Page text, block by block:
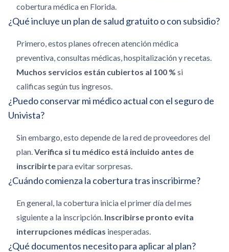
cobertura médica en Florida.
¿Qué incluye un plan de salud gratuito o con subsidio?
Primero, estos planes ofrecen atención médica
preventiva, consultas médicas, hospitalización y recetas.
Muchos servicios están cubiertos al 100 % si
calificas según tus ingresos.
¿Puedo conservar mi médico actual con el seguro de
Univista?
Sin embargo, esto depende de la red de proveedores del
plan.Verifica si tu médico está incluido antes de
inscribirtepara evitar sorpresas.
¿Cuándo comienza la cobertura tras inscribirme?
En general, la cobertura inicia el primer día del mes
siguiente a la inscripción. Inscribirse pronto evita
interrupciones médicas inesperadas.
¿Qué documentos necesito para aplicar al plan?